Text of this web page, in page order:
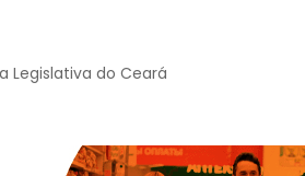
Legislativa do Ceará